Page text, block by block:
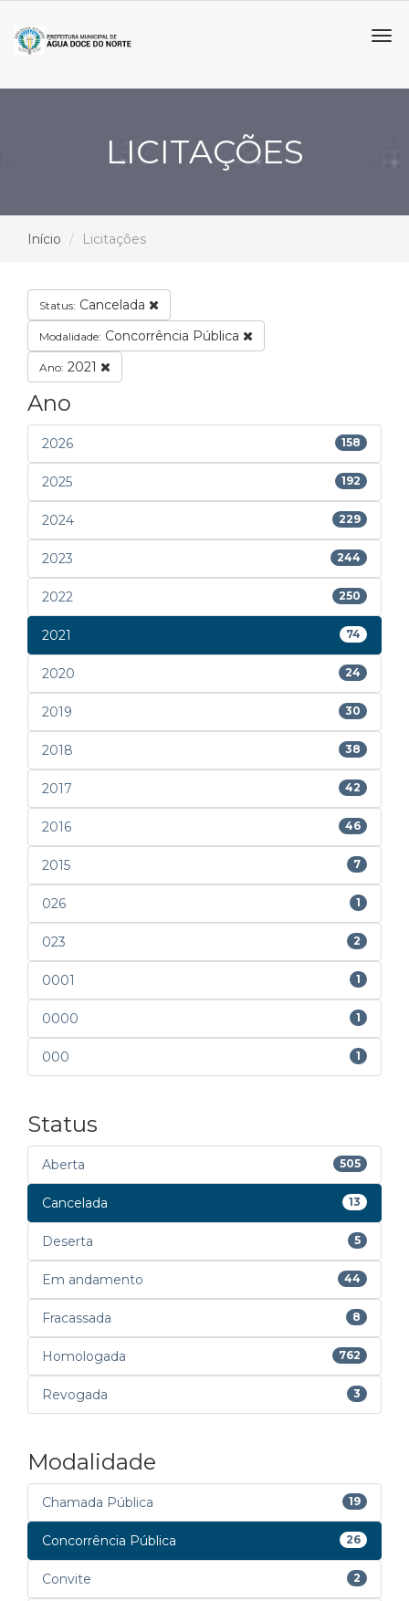
LICITAÇÕES
Início Licitações
Status: Cancelada
Modalidade: Concorrência Pública
Ano: 2021
Ano
2026 158
2025 192
2024 229
2023 244
2022 250
2021 74
2020 24
2019 30
2018 38
2017 42
2016 46
2015 7
026 1
023 2
0001 1
0000 1
000 1
Status
Aberta 505
Cancelada 13
Deserta 5
Em andamento 44
Fracassada 8
Homologada 762
Revogada 3
Modalidade
Chamada Pública 19
Concorrência Pública 26
Convite 2